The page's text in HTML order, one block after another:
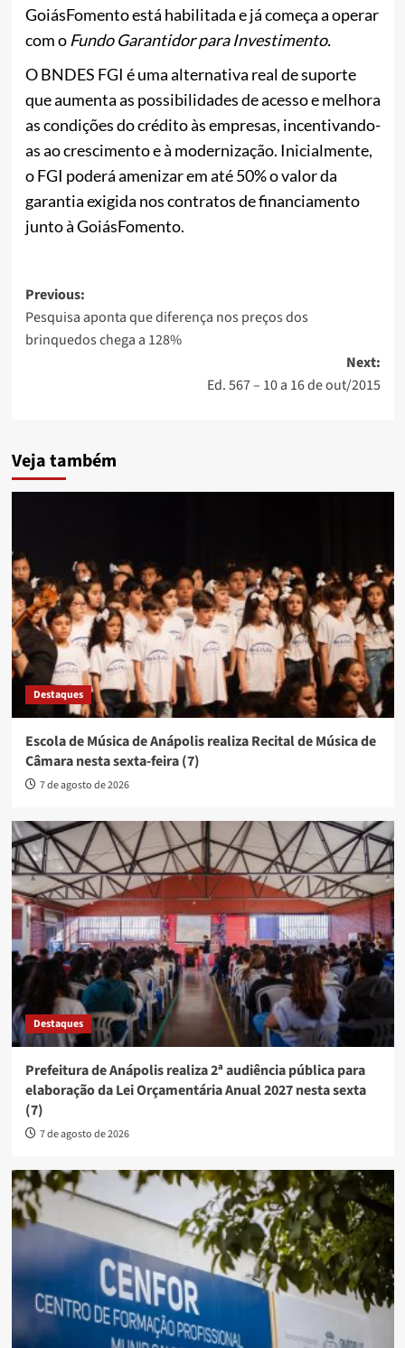
GoiásFomento está habilitada e já começa a operar
com o Fundo Garantidor para Investimento.
O BNDES FGI é uma alternativa real de suporte
que aumenta as possibilidades de acesso e melhora
as condições do crédito às empresas, incentivando-
as ao crescimento e à modernização. Inicialmente,
o FGI poderá amenizar em até 50% o valor da
garantia exigida nos contratos de financiamento
junto à GoiásFomento.
Post
navigation
Previous:
Pesquisa aponta que diferença nos preços dos
brinquedos chega a 128%
Next:
Ed. 567 – 10 a 16 de out/2015
Veja também
Destaques
Escola de Música de Anápolis realiza Recital de Música de
Câmara nesta sexta-feira (7)
7 de agosto de 2026
Destaques
Prefeitura de Anápolis realiza 2ª audiência pública para
elaboração da Lei Orçamentária Anual 2027 nesta sexta
(7)
7 de agosto de 2026